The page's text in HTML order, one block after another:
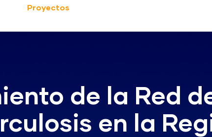
Proyectos
de la Red
en la